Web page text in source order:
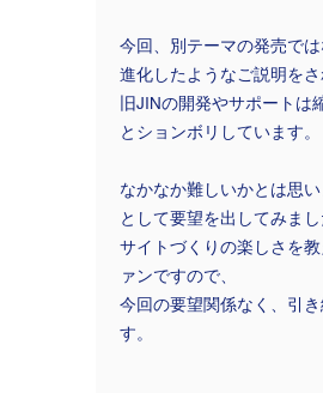
今回、別テーマの発売で
進化したようなご説明をさ
旧JINの開発やサポートは
とションボリしています。
なかなか難しいかとは思
として要望を出してみまし
サイトづくりの楽しさを
ァンですので、
今回の要望関係なく、引
す。